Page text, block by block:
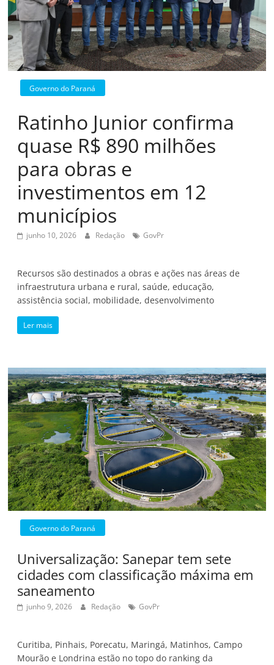
Governo do Paraná
Ratinho Junior confirma
quase R$ 890 milhões
para obras e
investimentos em 12
municípios
junho 10, 2026 Redação GovPr
Recursos são destinados a obras e ações nas áreas de
infraestrutura urbana e rural, saúde, educação,
assistência social, mobilidade, desenvolvimento
Ler mais
Governo do Paraná
Universalização: Sanepar tem sete
cidades com classificação máxima em
saneamento
junho 9, 2026 Redação GovPr
Curitiba, Pinhais, Porecatu, Maringá, Matinhos, Campo
Mourão e Londrina estão no topo do ranking da